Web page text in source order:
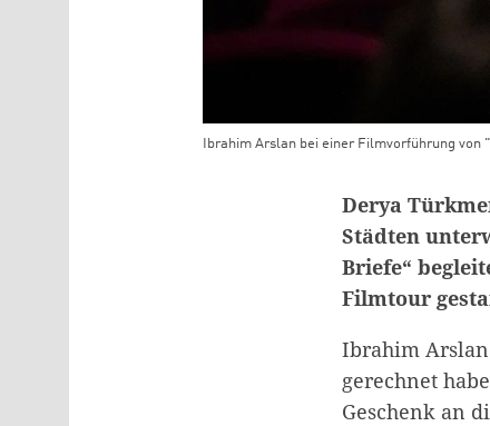
Ibrahim Arslan bei einer Filmvorführung
Derya
Städten
Briefe“
Filmtour
Ibrahim
gerechnet
Geschenk an